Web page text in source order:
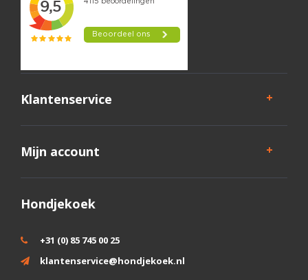
Klantenservice
Mijn account
Hondjekoek
+31 (0) 85 745 00 25
klantenservice@hondjekoek.nl